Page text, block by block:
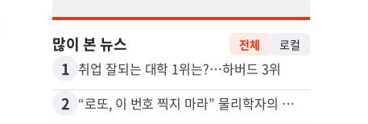
많이 본 뉴스 전체 로컬
1 취업 잘되는 대학 1위는?…하버드 3위
2 “로또, 이 번호 찍지 마라” 물리학자의 당첨금 높이는 비밀